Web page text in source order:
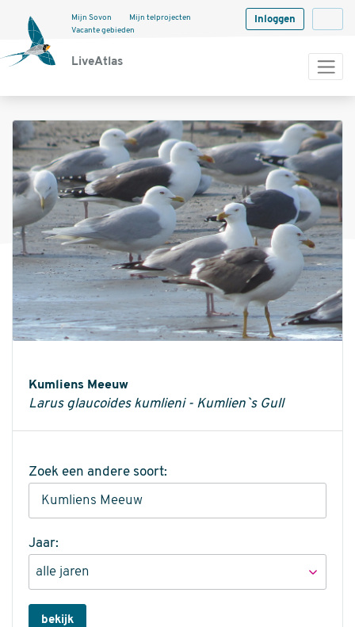
LiveAtlas
Mijn Sovon
Mijn telprojecten
Vacante gebieden
Inloggen
Kumliens Meeuw
Larus glaucoides kumlieni - Kumlien`s Gull
Zoek een andere soort:
Jaar:
bekijk